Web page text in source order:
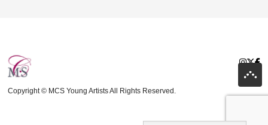
Copyright © MCS Young Artists All Rights Reserved.